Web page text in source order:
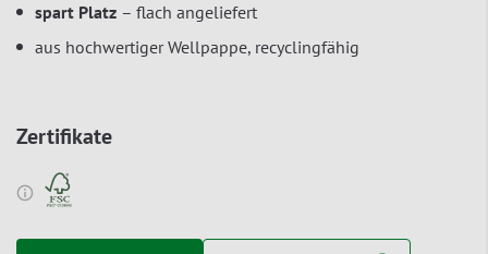
spart Platz – flach angeliefert
aus hochwertiger Wellpappe, recyclingfähig
Zertifikate